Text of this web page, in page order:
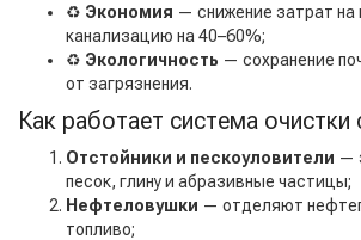
♻️ Экономия — снижение затрат на
канализацию на 40–60%;
♻️ Экологичность — сохранение
от загрязнения.
Как работает система
Отстойники и пескоуловители —
песок, глину и абразивные частицы;
Нефтеловушки — отделяют
топливо;